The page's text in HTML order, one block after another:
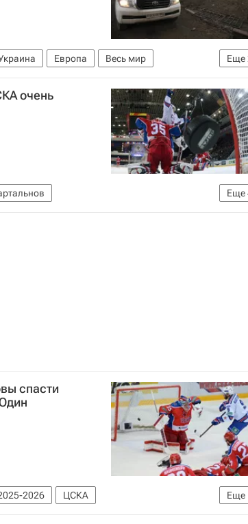
Еще
Европа
Весь мир
очень
Еще
СКА (Санкт-Петербург) ЦСКА Россия
спасти
Еще
2026
ЦСКА